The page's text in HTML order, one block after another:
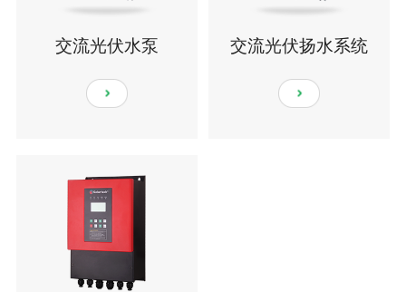
交流光伏水泵 交流光伏扬水系统